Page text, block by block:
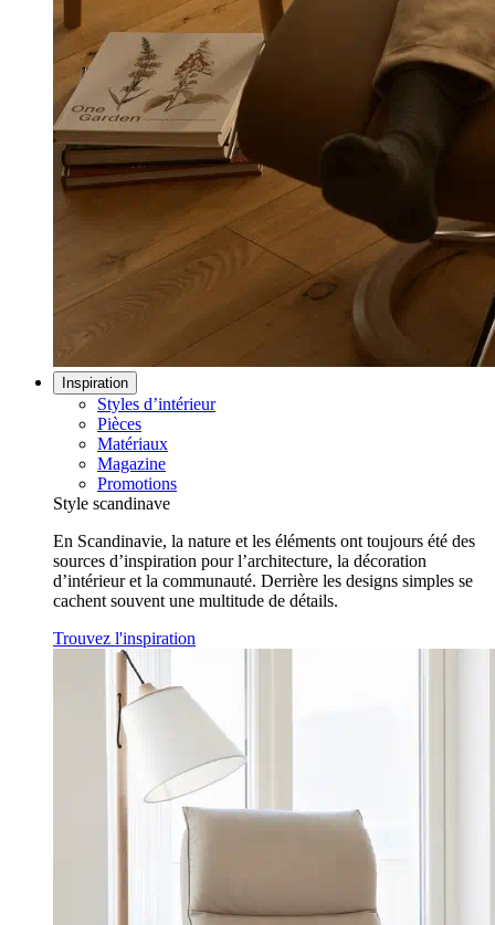
Inspiration
Styles d’intérieur
Pièces
Matériaux
Magazine
Promotions
Style scandinave
En Scandinavie, la nature et les éléments ont toujours été des
sources d’inspiration pour l’architecture, la décoration
d’intérieur et la communauté. Derrière les designs simples se
cachent souvent une multitude de détails.
Trouvez l'inspiration